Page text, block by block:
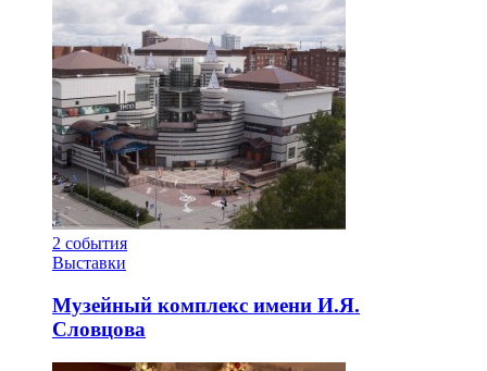
2 события
Выставки
Музейный комплекс имени И.Я.
Словцова